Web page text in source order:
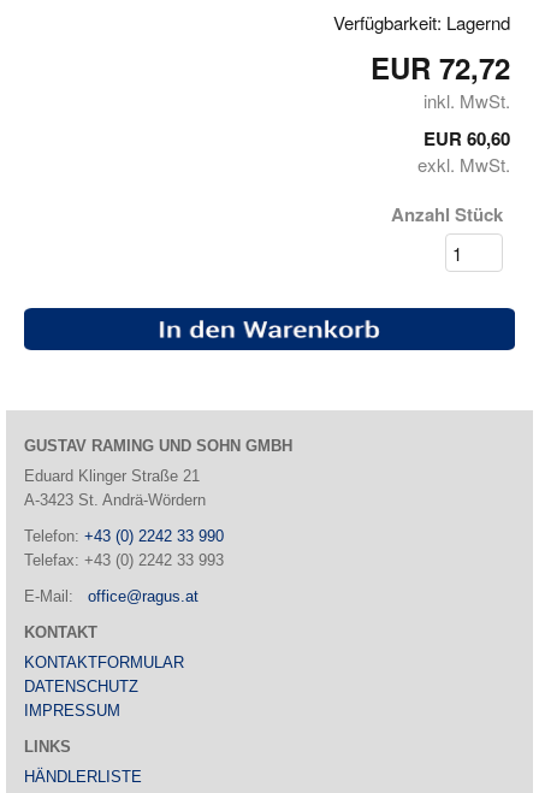
Verfügbarkeit: Lagernd
EUR 72,72
inkl. MwSt.
EUR 60,60
exkl. MwSt.
Anzahl Stück
GUSTAV RAMING UND SOHN GMBH
Eduard Klinger Straße 21
A-3423 St. Andrä-Wördern
Telefon: +43 (0) 2242 33 990
Telefax: +43 (0) 2242 33 993
E-Mail: office@ragus.at
KONTAKT
KONTAKTFORMULAR
DATENSCHUTZ
IMPRESSUM
LINKS
HÄNDLERLISTE